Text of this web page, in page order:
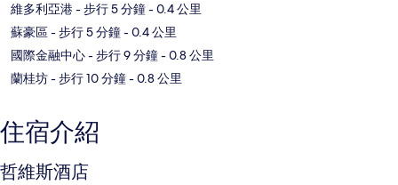
維多利亞港- 步行 5 分鐘- 0.4 公里
蘇豪區- 步行 5 分鐘- 0.4 公里
國際金融中心- 步行 9 分鐘- 0.8 公里
蘭桂坊- 步行 10 分鐘- 0.8 公里
住宿介紹
哲維斯酒店